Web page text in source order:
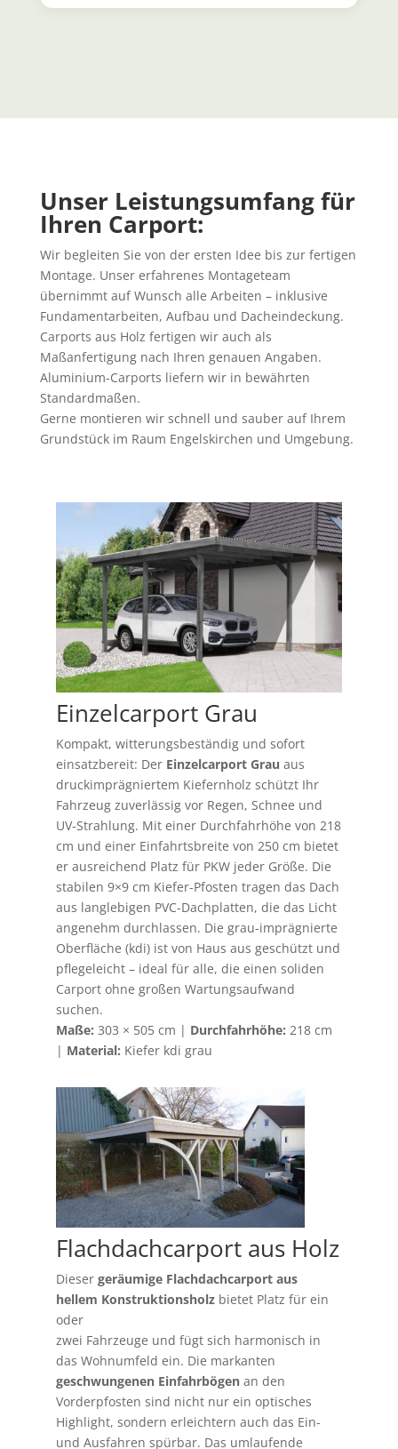
Unser Leistungsumfang für
Ihren Carport:
Wir begleiten Sie von der ersten Idee bis zur fertigen
Montage. Unser erfahrenes Montageteam
übernimmt auf Wunsch alle Arbeiten – inklusive
Fundamentarbeiten, Aufbau und Dacheindeckung.
Carports aus Holz fertigen wir auch als
Maßanfertigung nach Ihren genauen Angaben.
Aluminium-Carports liefern wir in bewährten
Standardmaßen.
Gerne montieren wir schnell und sauber auf Ihrem
Grundstück im Raum Engelskirchen und Umgebung.
Einzelcarport Grau
Kompakt, witterungsbeständig und sofort
einsatzbereit: Der Einzelcarport Grau aus
druckimprägniertem Kiefernholz schützt Ihr
Fahrzeug zuverlässig vor Regen, Schnee und
UV-Strahlung. Mit einer Durchfahrhöhe von 218
cm und einer Einfahrtsbreite von 250 cm bietet
er ausreichend Platz für PKW jeder Größe. Die
stabilen 9×9 cm Kiefer-Pfosten tragen das Dach
aus langlebigen PVC-Dachplatten, die das Licht
angenehm durchlassen. Die grau-imprägnierte
Oberfläche (kdi) ist von Haus aus geschützt und
pflegeleicht – ideal für alle, die einen soliden
Carport ohne großen Wartungsaufwand
suchen.
Maße: 303 × 505 cm | Durchfahrhöhe: 218 cm
| Material: Kiefer kdi grau
Flachdachcarport aus Holz
Dieser geräumige Flachdachcarport aus
hellem Konstruktionsholzbietet Platz für ein
oder
zwei Fahrzeuge und fügt sich harmonisch in
das Wohnumfeld ein. Die markanten
geschwungenen Einfahrbögenan den
Vorderpfosten sind nicht nur ein optisches
Highlight, sondern erleichtern auch das Ein-
und Ausfahren spürbar. Das umlaufende